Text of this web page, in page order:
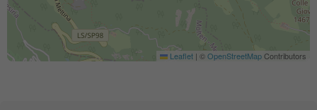
Leaflet | ©OpenStreetMapContributors